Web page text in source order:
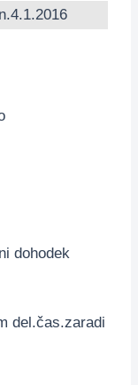
dohodek
del.čas.zaradi